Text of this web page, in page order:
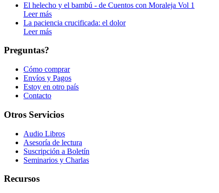
El helecho y el bambú - de Cuentos con Moraleja Vol 1
Leer más
La paciencia crucificada: el dolor
Leer más
Preguntas?
Cómo comprar
Envíos y Pagos
Estoy en otro país
Contacto
Otros Servicios
Audio Libros
Asesoría de lectura
Suscripción a Boletín
Seminarios y Charlas
Recursos